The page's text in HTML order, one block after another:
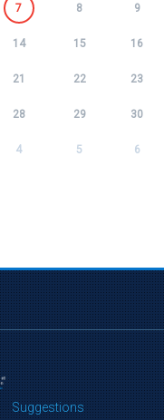
7 8 9
14 15 16
21 22 23
28 29 30
4 5 6
Suggestions